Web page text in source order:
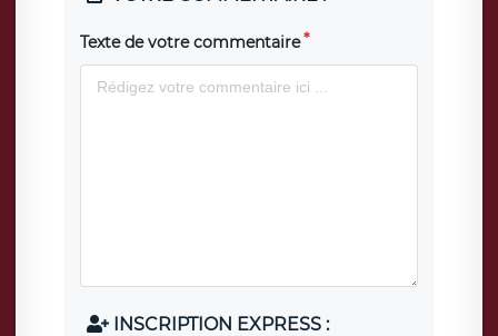
Texte de votre commentaire
INSCRIPTION EXPRESS :